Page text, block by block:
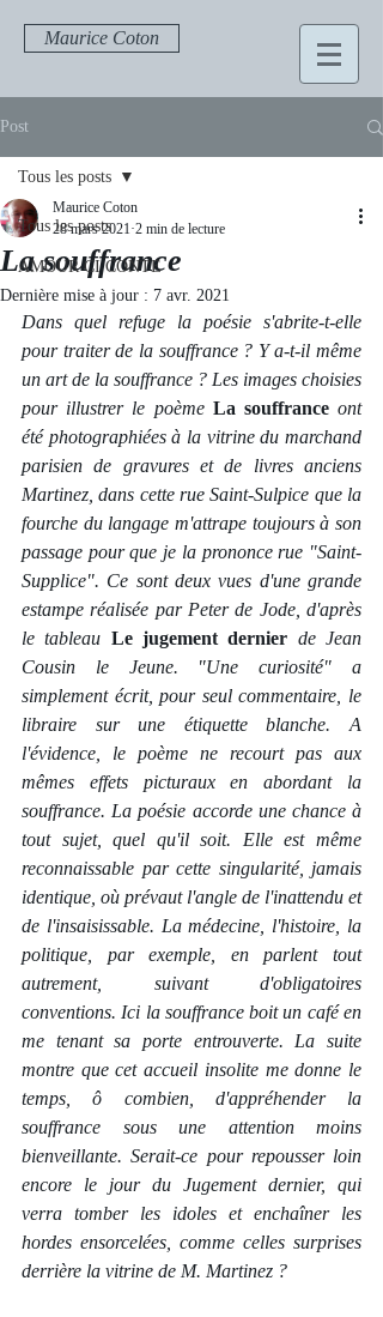
Maurice Coton
Post
Tous les posts
AMOUR CI CONTE
Tous les posts
La souffrance
Maurice Coton
28 mars 2021 2 min de lecture
Dernière mise à jour : 7 avr. 2021
Dans quel refuge la poésie s'abrite-t-elle
pour traiter de la souffrance ? Y a-t-il même
un art de la souffrance ? Les images choisies
pour illustrer le poème La souffrance ont
été photographiées à la vitrine du marchand
parisien de gravures et de livres anciens
Martinez, dans cette rue Saint-Sulpice que la
fourche du langage m'attrape toujours à son
passage pour que je la prononce rue "Saint-
Supplice". Ce sont deux vues d'une grande
estampe réalisée par Peter de Jode, d'après
le tableau Le jugement dernier de Jean
Cousin le Jeune. "Une curiosité" a
simplement écrit, pour seul commentaire, le
libraire sur une étiquette blanche. A
l'évidence, le poème ne recourt pas aux
mêmes effets picturaux en abordant la
souffrance. La poésie accorde une chance à
tout sujet, quel qu'il soit. Elle est même
reconnaissable par cette singularité, jamais
identique, où prévaut l'angle de l'inattendu et
de l'insaisissable. La médecine, l'histoire, la
politique, par exemple, en parlent tout
autrement, suivant d'obligatoires
conventions. Ici la souffrance boit un café en
me tenant sa porte entrouverte. La suite
montre que cet accueil insolite me donne le
temps, ô combien, d'appréhender la
souffrance sous une attention moins
bienveillante. Serait-ce pour repousser loin
encore le jour du Jugement dernier, qui
verra tomber les idoles et enchaîner les
hordes ensorcelées, comme celles surprises
derrière la vitrine de M. Martinez ?